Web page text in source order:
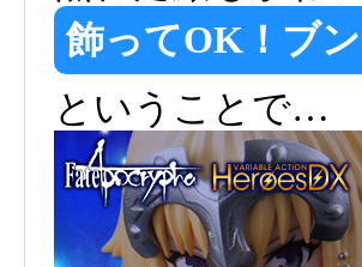
飾ってOK！ブ
ということで…